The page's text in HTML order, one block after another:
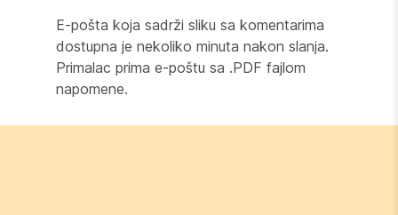
E-pošta koja sadrži sliku sa komentarima
dostupna je nekoliko minuta nakon slanja.
Primalac prima e-poštu sa .PDF fajlom
napomene.